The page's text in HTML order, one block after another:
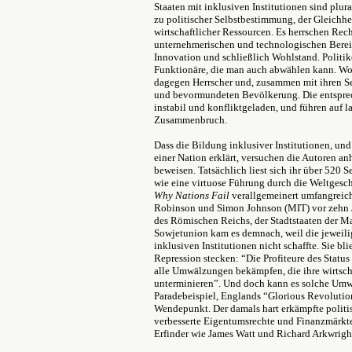
Staaten mit inklusiven Institutionen sind
zu politischer Selbstbestimmung, der
wirtschaftlicher Ressourcen. Es herrschen
unternehmerischen und technologischen
Innovation und schließlich Wohlstand.
Funktionäre, die man auch abwählen kann.
dagegen Herrscher und, zusammen mit ihren
und bevormundeten Bevölkerung. Die
instabil und konfliktgeladen, und führen auf
Zusammenbruch.
Dass die Bildung inklusiver Institutionen,
einer Nation erklärt, versuchen die Autoren
beweisen. Tatsächlich liest sich ihr über 520
wie eine virtuose Führung durch die
Why Nations Fail verallgemeinert
Robinson und Simon Johnson (MIT) vor
des Römischen Reichs, der Stadtstaaten der
Sowjetunion kam es demnach, weil die
inklusiven Institutionen nicht schaffte. Sie
Repression stecken: “Die Profiteure des
alle Umwälzungen bekämpfen, die ihre
unterminieren”. Und doch kann es solche
Paradebeispiel, Englands “Glorious
Wendepunkt. Der damals hart erkämpfte
verbesserte Eigentumsrechte und
Erfinder wie James Watt und Richard